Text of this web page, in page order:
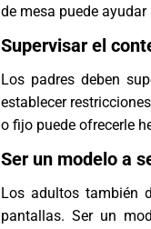
de mesa puede
Supervisar el
Los padres deben
establecer
o fijo puede ofrecerle
Ser un modelo a
Los adultos también
pantallas. Ser un